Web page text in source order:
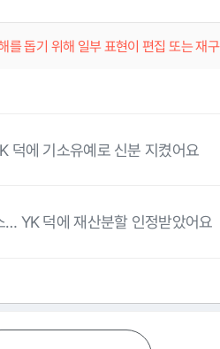
를 돕기 위해 일부 표현이 편집 또는 재
덕에 기소유예로 신분 지켰어요
YK 덕에 재산분할 인정받았어요